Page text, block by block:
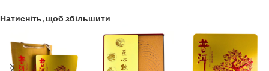
Натисніть, щоб збільшити